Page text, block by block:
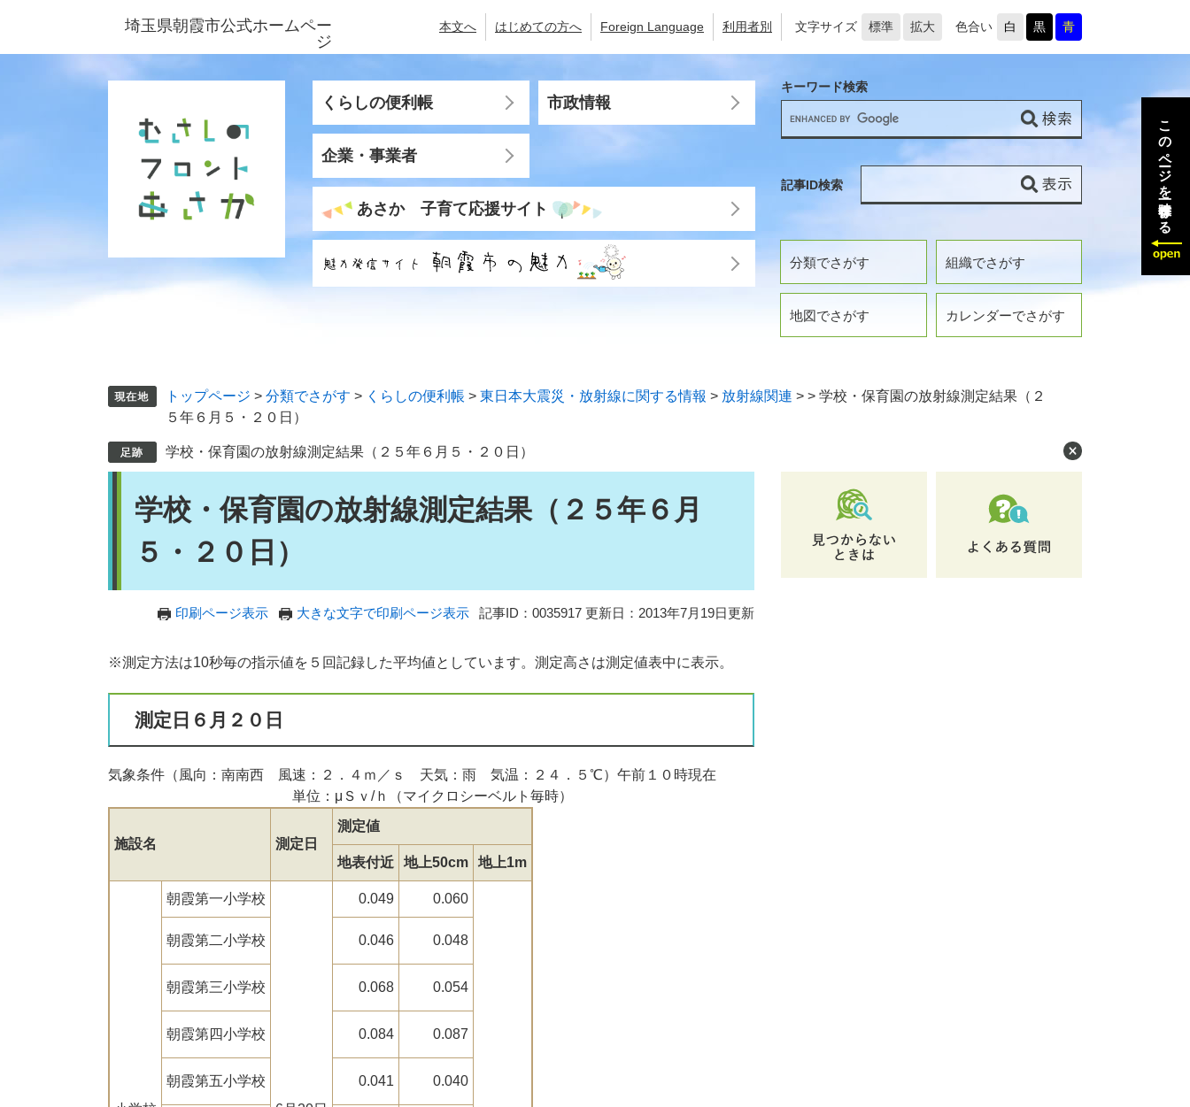
ジ
ュ
埼玉県朝霞市公式ホームペー
ジ
本文へ はじめての方へ Foreign Language 利用者別 文字サイズ 標準 拡大 色合い 白 黒 青
くらしの便利帳 市政情報
企業・事業者
あさか 子育て応援サイト
分類でさがす 組織でさがす
地図でさがす カレンダーでさがす
キーワード検索
記事ID検索
トップページ > 分類でさがす > くらしの便利帳 > 東日本大震災・放射線に関する情報 > 放射線関連 > > 学校・保育園の放射線測定結果（２
５年６月５・２０日）
学校・保育園の放射線測定結果（２５年６月５・２０日）
学校・保育園の放射線測定結果（２５年６月
５・２０日）
印刷ページ表示 大きな文字で印刷ページ表示 記事ID：0035917 更新日：2013年7月19日更新
※測定方法は10秒毎の指示値を５回記録した平均値としています。測定高さは測定値表中に表示。
測定日６月２０日
気象条件（風向：南南西 風速：２．４ｍ／ｓ 天気：雨 気温：２４．５℃）午前１０時現在
単位：μＳｖ/ｈ（マイクロシーベルト毎時）
施設名 測定日
測定値
地表付近 地上50cm 地上1m
朝霞第一小学校 0.049 0.060
朝霞第二小学校 0.046 0.048
朝霞第三小学校 0.068 0.054
朝霞第四小学校 0.084 0.087
朝霞第五小学校 0.041 0.040
このページを一時保存する